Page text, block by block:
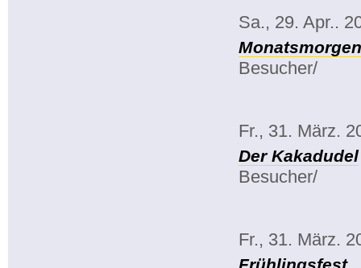
Sa., 29. Apr..
Besucher/
Fr., 31. März.
Der Kakadudel
Besucher/
Fr., 31. März.